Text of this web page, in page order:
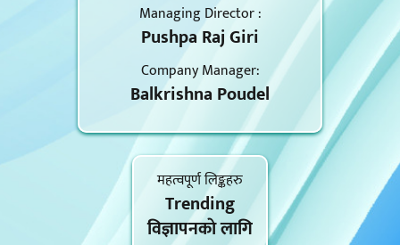
Managing Director :
Pushpa Raj Giri
Company Manager:
Balkrishna Poudel
महत्वपूर्ण लिङ्कहरु
Trending
विज्ञापनकाे लागि